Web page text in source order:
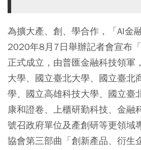
為擴大產、創、學合作，「AI金
2020年8月7日舉辦記者會宣布「
正式成立，由普匯金融科技領軍
大學、國立臺北大學、國立臺北
學、國立高雄科技大學、國立臺
康和證卷、上櫃研勤科技、金融
號召政府單位及產創研等更領域
協會第三部曲「創新產品、衍生